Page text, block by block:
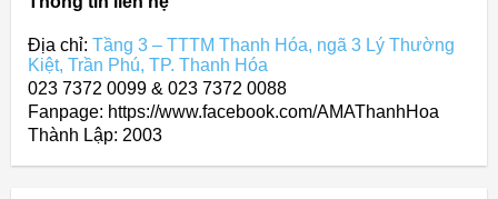
Địa chỉ: Tầng 3 – TTTM Thanh Hóa, ngã 3 Lý Thường
Kiệt, Trần Phú, TP. Thanh Hóa
023 7372 0099 & 023 7372 0088
Fanpage: https://www.facebook.com/AMAThanhHoa
Thành Lập: 2003